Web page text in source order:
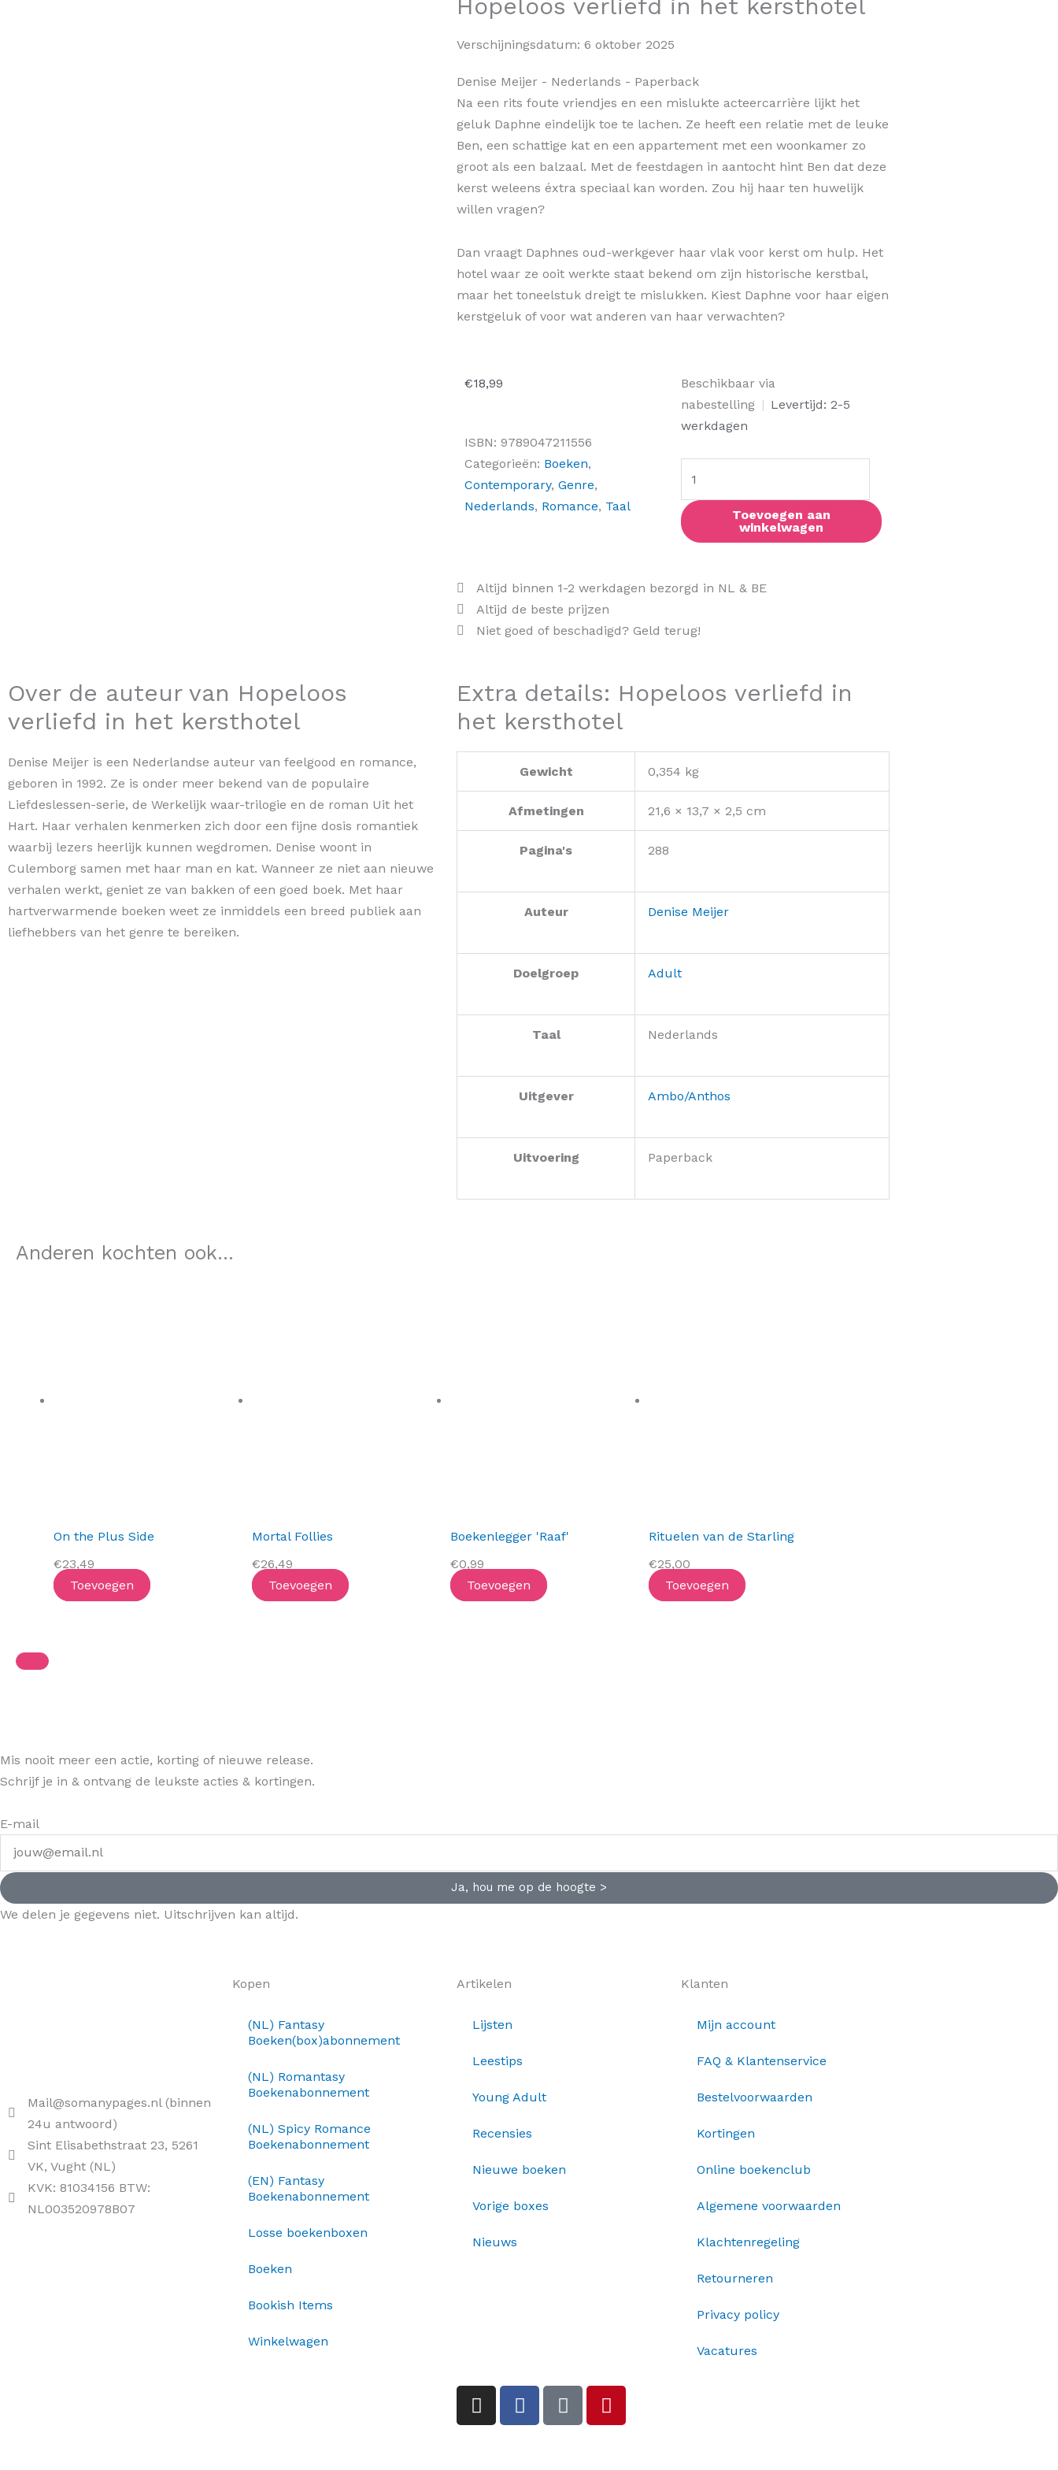
Hopeloos verliefd in het kersthotel
Verschijningsdatum: 6 oktober 2025
Denise Meijer - Nederlands - Paperback
Na een rits foute vriendjes en een mislukte acteercarrière lijkt het
geluk Daphne eindelijk toe te lachen. Ze heeft een relatie met de leuke
Ben, een schattige kat en een appartement met een woonkamer zo
groot als een balzaal. Met de feestdagen in aantocht hint Ben dat deze
kerst weleens éxtra speciaal kan worden. Zou hij haar ten huwelijk
willen vragen?
Dan vraagt Daphnes oud-werkgever haar vlak voor kerst om hulp. Het
hotel waar ze ooit werkte staat bekend om zijn historische kerstbal,
maar het toneelstuk dreigt te mislukken. Kiest Daphne voor haar eigen
kerstgeluk of voor wat anderen van haar verwachten?
€18,99
ISBN: 9789047211556
Categorieën: Boeken,
Contemporary, Genre,
Nederlands, Romance, Taal
Beschikbaar via
nabestelling | Levertijd: 2-5
werkdagen
Hopeloos
verliefd
in
Toevoegen aan
winkelwagen
Altijd binnen 1-2 werkdagen bezorgd in NL & BE
Altijd de beste prijzen
Niet goed of beschadigd? Geld terug!
Over de auteur van Hopeloos
verliefd in het kersthotel
Denise Meijer is een Nederlandse auteur van feelgood en romance,
geboren in 1992. Ze is onder meer bekend van de populaire
Liefdeslessen-serie, de Werkelijk waar-trilogie en de roman Uit het
Hart. Haar verhalen kenmerken zich door een fijne dosis romantiek
waarbij lezers heerlijk kunnen wegdromen. Denise woont in
Culemborg samen met haar man en kat. Wanneer ze niet aan nieuwe
verhalen werkt, geniet ze van bakken of een goed boek. Met haar
hartverwarmende boeken weet ze inmiddels een breed publiek aan
liefhebbers van het genre te bereiken.
Extra details: Hopeloos verliefd in
het kersthotel
Gewicht 0,354 kg
Afmetingen 21,6 × 13,7 × 2,5 cm
Pagina's 288
Auteur Denise Meijer
Doelgroep Adult
Taal Nederlands
Uitgever Ambo/Anthos
Uitvoering Paperback
Anderen kochten ook...
On the Plus Side
€23,49
Toevoegen
Mortal Follies
€26,49
Toevoegen
Boekenlegger 'Raaf'
€0,99
Toevoegen
Rituelen van de Starling
€25,00
Toevoegen
Mis nooit meer een actie, korting of nieuwe release.
Schrijf je in & ontvang de leukste acties & kortingen.
E-mail
Ja, hou me op de hoogte >
We delen je gegevens niet. Uitschrijven kan altijd.
Mail@somanypages.nl (binnen
24u antwoord)
Sint Elisabethstraat 23, 5261
VK, Vught (NL)
KVK: 81034156 BTW:
NL003520978B07
Kopen
(NL) Fantasy
Boeken(box)abonnement
(NL) Romantasy
Boekenabonnement
(NL) Spicy Romance
Boekenabonnement
(EN) Fantasy
Boekenabonnement
Losse boekenboxen
Boeken
Bookish Items
Winkelwagen
Artikelen
Lijsten
Leestips
Young Adult
Recensies
Nieuwe boeken
Vorige boxes
Nieuws
Klanten
Mijn account
FAQ & Klantenservice
Bestelvoorwaarden
Kortingen
Online boekenclub
Algemene voorwaarden
Klachtenregeling
Retourneren
Privacy policy
Vacatures
I
n
F
a
T
i
P
i